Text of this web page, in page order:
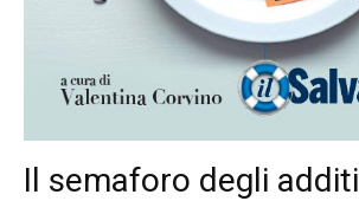
Il semaforo degli